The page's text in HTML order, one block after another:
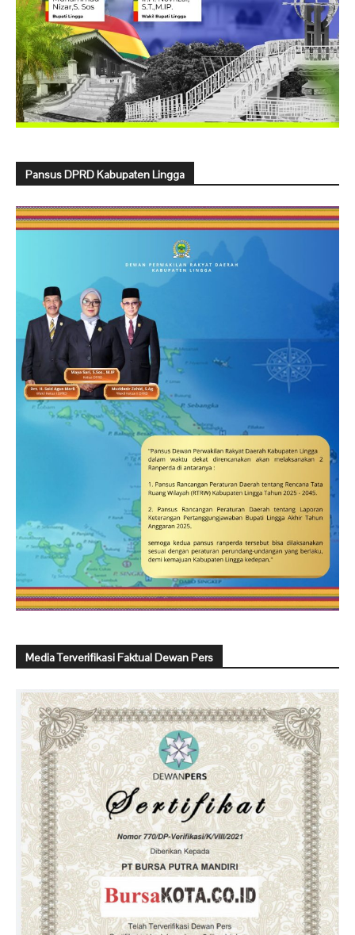
Pansus DPRD Kabupaten Lingga
Media Terverifikasi Faktual Dewan Pers